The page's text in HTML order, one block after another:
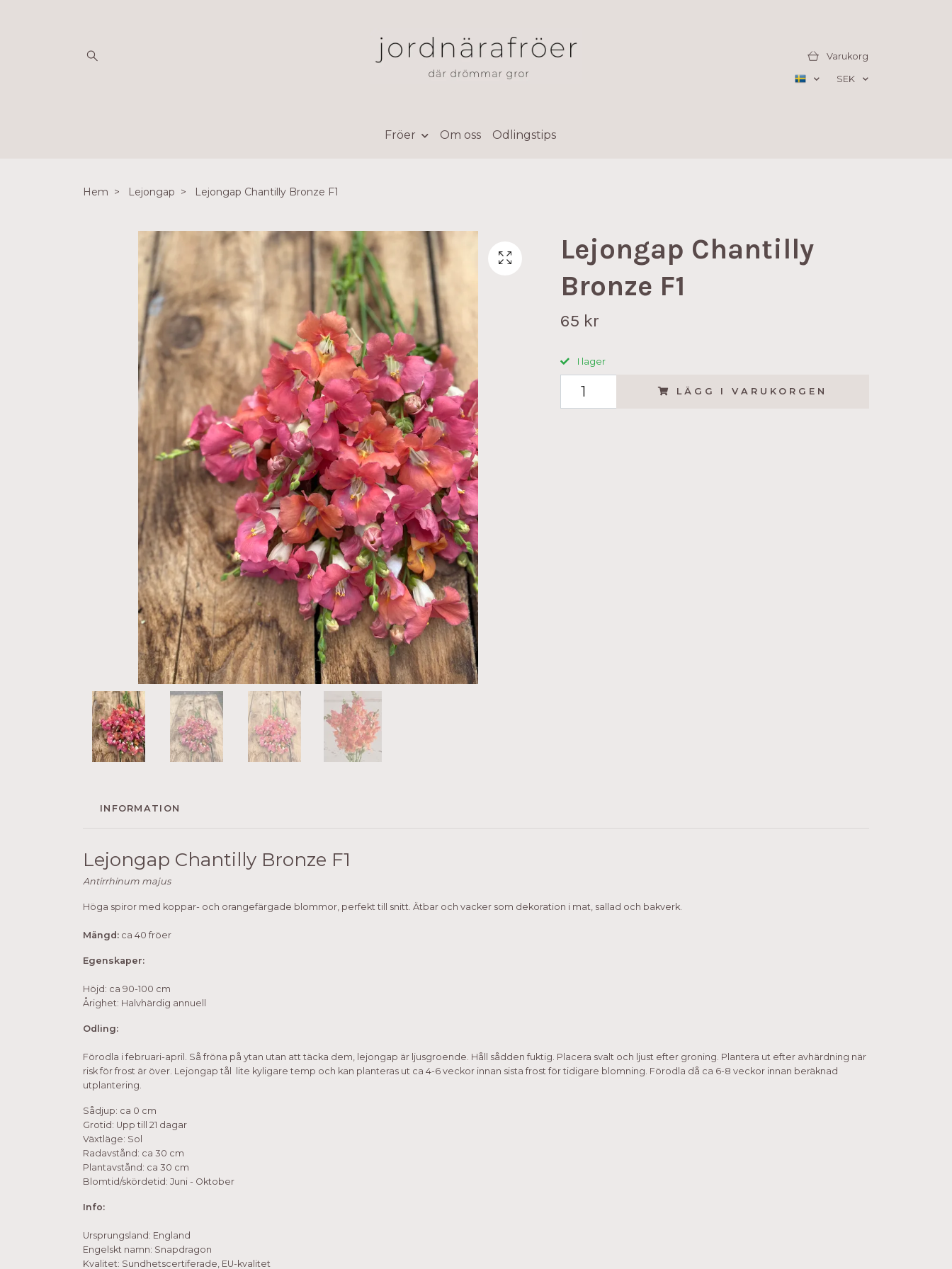
Varukorg
SEK
Fröer Om oss Odlingstips
Hem Lejongap Lejongap Chantilly Bronze F1
Lejongap Chantilly
Bronze F1
65 kr
I lager
LÄGG I VARUKORGEN
INFORMATION
Lejongap Chantilly Bronze F1
Antirrhinum majus
Höga spiror med koppar- och orangefärgade blommor, perfekt till snitt. Ätbar och vacker som dekoration i mat, sallad och bakverk.
Mängd: ca 40 fröer
Egenskaper:
Höjd: ca 90-100 cm
Årighet: Halvhärdig annuell
Odling:
Förodla i februari-april. Så fröna på ytan utan att täcka dem, lejongap är ljusgroende. Håll sådden fuktig. Placera svalt och ljust efter groning. Plantera ut efter avhärdning när
risk för frost är över. Lejongap tål lite kyligare temp och kan planteras ut ca 4-6 veckor innan sista frost för tidigare blomning. Förodla då ca 6-8 veckor innan beräknad
utplantering.
Sådjup: ca 0 cm
Grotid: Upp till 21 dagar
Växtläge: Sol
Radavstånd: ca 30 cm
Plantavstånd: ca 30 cm
Blomtid/skördetid: Juni - Oktober
Info:
Ursprungsland: England
Engelskt namn: Snapdragon
Kvalitet: Sundhetscertiferade, EU-kvalitet